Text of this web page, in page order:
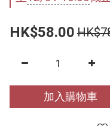
HK$58.00
加入購物車